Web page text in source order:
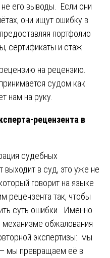
не его выводы. Если они
они ищут ошибку в
портфолио
сертификаты и стаж.
на рецензию.
судом как
нам на руку.
рецензента в
судебных
выходит в суд, это уже не
говорит на языке
рецензента так, чтобы
суть ошибки. Именно
обжалования
экспертизы: мы
мы превращаем её в